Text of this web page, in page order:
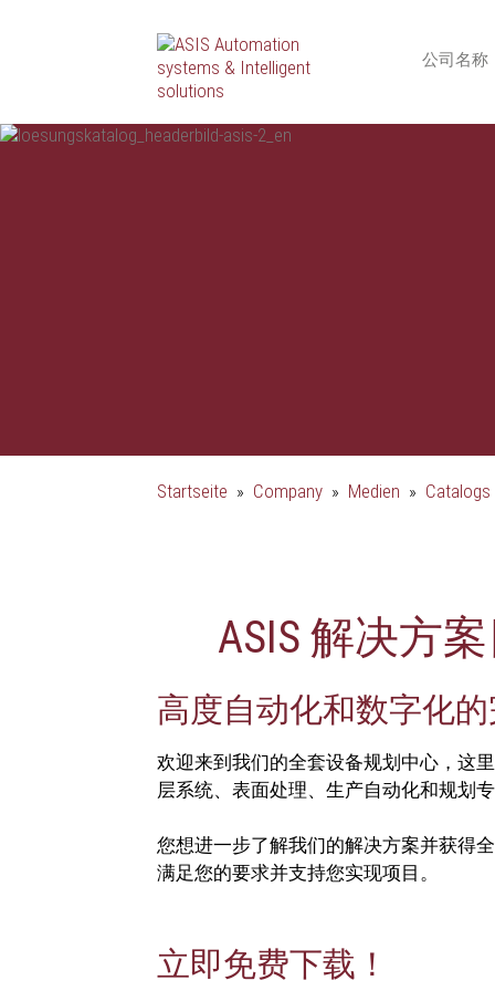
公司名称
Startseite » Company » Medien » Catalogs
ASIS 解决方
高度自动化和数字化
欢迎来到我们的全套设备规划中心，这
层系统、表面处理、生产自动化和规划
您想进一步了解我们的解决方案并获得
满足您的要求并支持您实现项目。
立即免费下载！